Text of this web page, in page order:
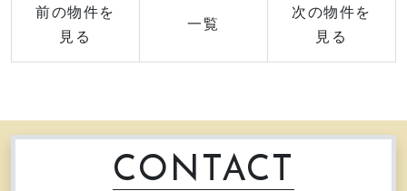
前の物件を
見る
一覧
次の物件を
見る
CONTACT